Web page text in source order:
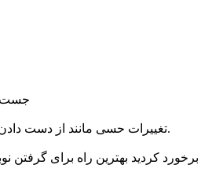
جست
تغییرات حسی مانند از دست دادن بینایی، چشایی، لمس و غیره.
کردید بهترین راه برای